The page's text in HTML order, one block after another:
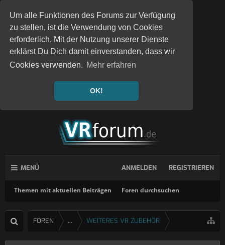
Um alle Funktionen des Forums zur Verfügung
zu stellen, ist die Verwendung von Cookies
erforderlich. Mit der Nutzung unserer Dienste
erklärst Du Dich damit einverstanden, dass wir
Cookies verwenden. Mehr erfahren
OK!
MENÜ
Themen mit aktuellen Beiträgen Foren durchsuchen
ANMELDEN REGISTRIEREN
FOREN ... WEITERES VR ZUBEHÖR